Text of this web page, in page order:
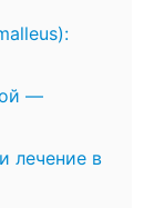
—
лечение в